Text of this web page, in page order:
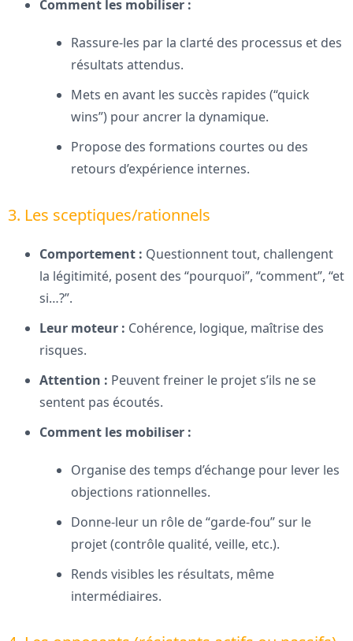
Comment les mobiliser :
Rassure-les par la clarté des processus et des
résultats attendus.
Mets en avant les succès rapides (“quick
wins”) pour ancrer la dynamique.
Propose des formations courtes ou des
retours d’expérience internes.
3. Les sceptiques/rationnels
Comportement : Questionnent tout, challengent
la légitimité, posent des “pourquoi”, “comment”, “et
si…?”.
Leur moteur : Cohérence, logique, maîtrise des
risques.
Attention : Peuvent freiner le projet s’ils ne se
sentent pas écoutés.
Comment les mobiliser :
Organise des temps d’échange pour lever les
objections rationnelles.
Donne-leur un rôle de “garde-fou” sur le
projet (contrôle qualité, veille, etc.).
Rends visibles les résultats, même
intermédiaires.